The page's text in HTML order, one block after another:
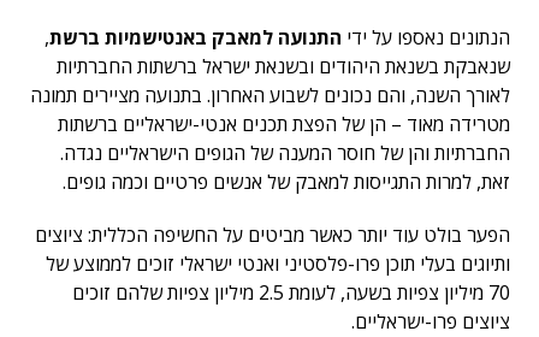
הנתונים נאספו על ידי התנועה למאבק באנטישמיות ברשת,
שנאבקת בשנאת היהודים ובשנאת ישראל ברשתות החברתיות
לאורך השנה, והם נכונים לשבוע האחרון. בתנועה מציירים תמונה
מטרידה מאוד – הן של הפצת תכנים אנטי-ישראליים ברשתות
החברתיות והן של חוסר המענה של הגופים הישראליים נגדה.
זאת, למרות התגייסות למאבק של אנשים פרטיים וכמה גופים.
הפער בולט עוד יותר כאשר מביטים על החשיפה הכללית: ציוצים
ותיוגים בעלי תוכן פרו-פלסטיני ואנטי ישראלי זוכים לממוצע של
70 מיליון צפיות בשעה, לעומת 2.5 מיליון צפיות שלהם זוכים
ציוצים פרו-ישראליים.